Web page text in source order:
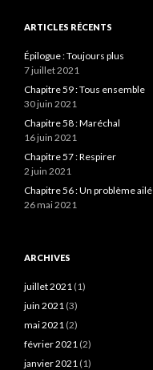
ARTICLES RÉCENTS
Épilogue : Toujours plus
7 juillet 2021
Chapitre 59 : Tous ensemble
30 juin 2021
Chapitre 58 : Maréchal
16 juin 2021
Chapitre 57 : Respirer
2 juin 2021
Chapitre 56 : Un problème ailé
26 mai 2021
ARCHIVES
juillet 2021 (1)
juin 2021 (3)
mai 2021 (2)
février 2021 (2)
janvier 2021 (1)